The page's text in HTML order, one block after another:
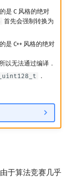
是 C 风格的绝对
首先会强制转换为
是 C++ 风格的绝对
以无法通过编译．
．
于算法竞赛几乎